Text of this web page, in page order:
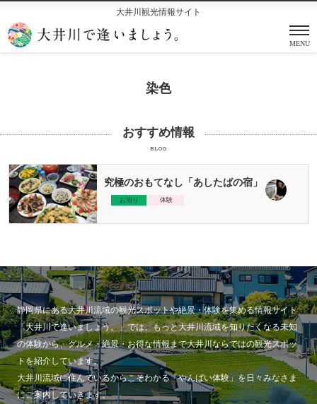
大井川観光情報サイト
MENU
染色
おすすめ情報
BLOG
究極のおもてなし「あしたばの宿」
お泊り 体験
静岡県にある大井川流域の観光スポットや絶景・体験を集める情報サイト
「大井川で逢いましょう。」では、もっと大井川流域を知りたくなる未知
の体験から、グルメ・絶景・お得な情報まで大井川ならではの観光スポッ
トを紹介しています。
大井川流域に住んでいるからこそわかる「やんばい体験」を日々みなさま
にご案内していきます。